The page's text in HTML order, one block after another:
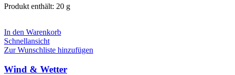
Produkt enthält: 20 g
In den Warenkorb
Schnellansicht
Zur Wunschliste hinzufügen
Wind & Wetter